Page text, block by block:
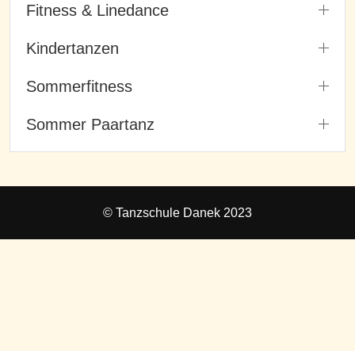
Fitness & Linedance
Kindertanzen
Sommerfitness
Sommer Paartanz
© Tanzschule Danek 2023